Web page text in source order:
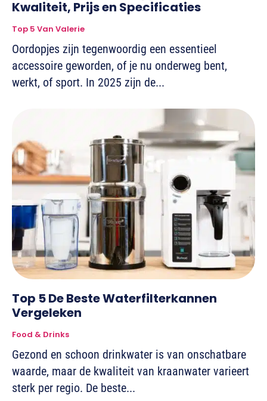
Kwaliteit, Prijs en Specificaties
Top 5 Van Valerie
Oordopjes zijn tegenwoordig een essentieel
accessoire geworden, of je nu onderweg bent,
werkt, of sport. In 2025 zijn de...
Top 5 De Beste Waterfilterkannen
Vergeleken
Food & Drinks
Gezond en schoon drinkwater is van onschatbare
waarde, maar de kwaliteit van kraanwater varieert
sterk per regio. De beste...